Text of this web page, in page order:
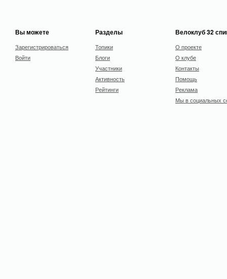
Вы можете
Зарегистрироваться
Войти
Разделы
Топики
Блоги
Участники
Активность
Рейтинги
Велоклуб 32
О проекте
О клубе
Контакты
Помощь
Реклама
Мы в социальных